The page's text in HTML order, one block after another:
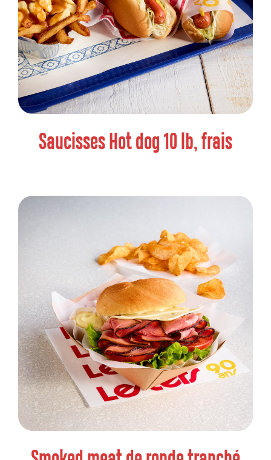
Saucisses Hot dog 10 lb, frais